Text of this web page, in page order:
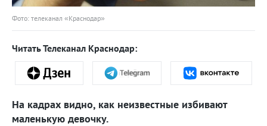
Фото: телеканал «Краснодар»
Читать Телеканал Краснодар:
На кадрах видно, как неизвестные избивают
маленькую девочку.